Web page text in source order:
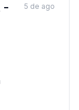
-
5 de ago